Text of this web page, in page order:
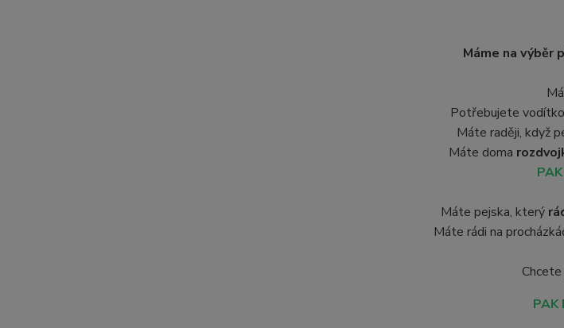
Máme na výběr
Potřebujete
Máte raději, když
Máte doma
Máte pejska, který
Máte rádi na
PAK